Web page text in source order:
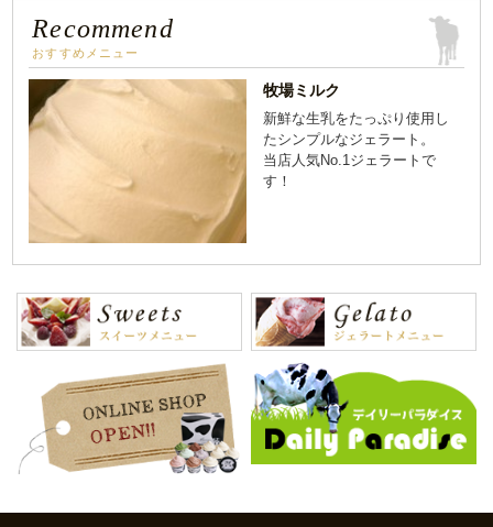
Recommend
おすすめメニュー
牧場ミルク
新鮮な生乳をたっぷり使用し
たシンプルなジェラート。
当店人気No.1ジェラートで
す！